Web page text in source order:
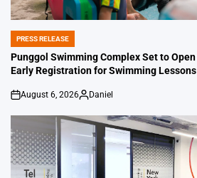
POSTED
IN
PRESS RELEASE
Punggol Swimming Complex Set to
Early Registration for Swimming
on
August 6, 2026
Posted
Daniel